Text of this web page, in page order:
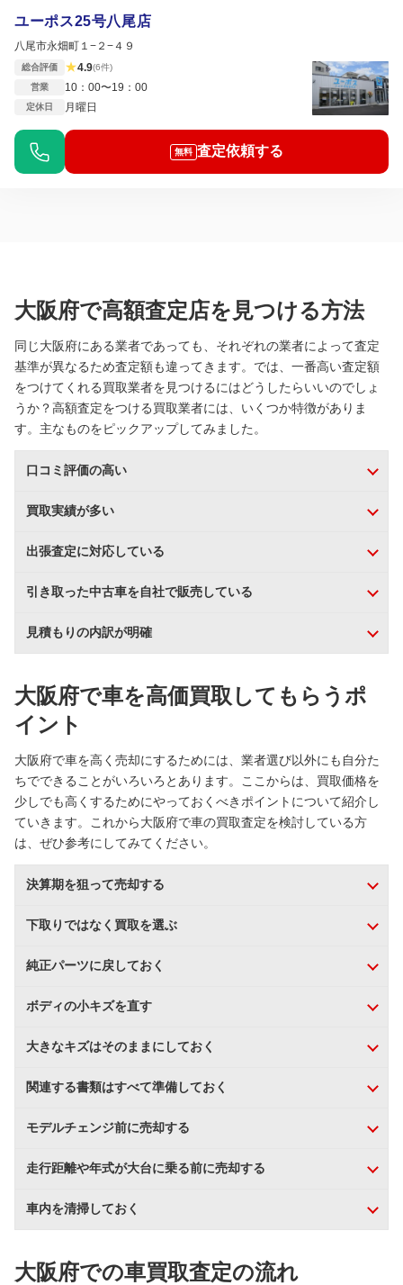
ユーポス25号八尾店
八尾市永畑町１−２−４９
総合評価 ★4.9(6件)
営業
10：00〜19：00
定休日 月曜日
無料 査定依頼する
大阪府で高額査定店を見つける方法
同じ大阪府にある業者であっても、それぞれの業者によって査定
基準が異なるため査定額も違ってきます。では、一番高い査定額
をつけてくれる買取業者を見つけるにはどうしたらいいのでしょ
うか？高額査定をつける買取業者には、いくつか特徴がありま
す。主なものをピックアップしてみました。
口コミ評価の高い
買取実績が多い
出張査定に対応している
引き取った中古車を自社で販売している
見積もりの内訳が明確
大阪府で車を高価買取してもらうポ
イント
大阪府で車を高く売却にするためには、業者選び以外にも自分た
ちでできることがいろいろとあります。ここからは、買取価格を
少しでも高くするためにやっておくべきポイントについて紹介し
ていきます。これから大阪府で車の買取査定を検討している方
は、ぜひ参考にしてみてください。
決算期を狙って売却する
下取りではなく買取を選ぶ
純正パーツに戻しておく
ボディの小キズを直す
大きなキズはそのままにしておく
関連する書類はすべて準備しておく
モデルチェンジ前に売却する
走行距離や年式が大台に乗る前に売却する
車内を清掃しておく
大阪府での車買取査定の流れ